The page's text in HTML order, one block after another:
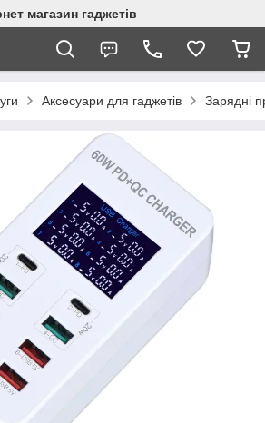
магазин гаджетів
Аксесуари для гаджетів Зарядні